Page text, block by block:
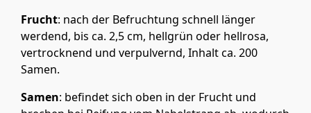
Frucht: nach der Befruchtung schnell länger
werdend, bis ca. 2,5 cm, hellgrün oder hellrosa,
vertrocknend und verpulvernd, Inhalt ca. 200
Samen.
Samen: befindet sich oben in der Frucht und